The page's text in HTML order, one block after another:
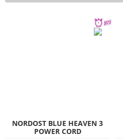
NORDOST BLUE HEAVEN 3
POWER CORD